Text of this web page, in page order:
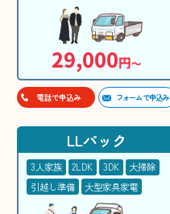
29,000円〜
電話で申込み フォームで申込み
LLパック
3人家族 2LDK 3DK
大掃除
引越し準備
大型家具家電